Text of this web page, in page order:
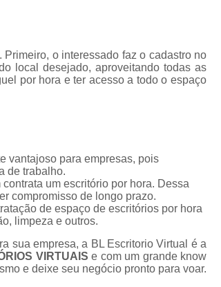
Locação de Salas
Sala de Reuniões para Alugar
Sala de Reunião
Sala para
Salas de Reunião para Alugar por Hora
Aluguel de Sala
Aluguel de Sala para
Aluguel de Sala para
Locação de Salas
Locação de Salas para
o interessado faz o cadastro no
local desejado, aproveitando todas as
por hora e ter acesso a todo o espaço
vantajoso para empresas, pois
de trabalho.
um escritório por hora. Dessa
compromisso de longo prazo.
de espaço de escritórios por hora
limpeza e outros.
sua empresa, a BL Escritorio Virtual é a
VIRTUAIS e com um grande know
e deixe seu negócio pronto para voar.